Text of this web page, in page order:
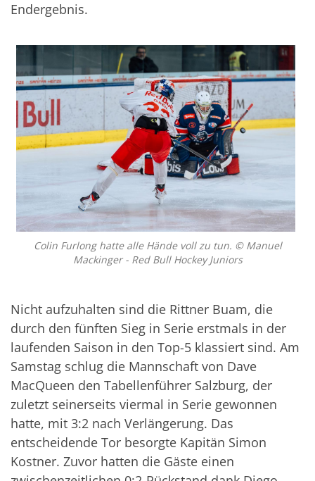
Endergebnis.
Colin Furlong hatte alle Hände voll zu tun. © Manuel
Mackinger - Red Bull Hockey Juniors
Nicht aufzuhalten sind die Rittner Buam, die
durch den fünften Sieg in Serie erstmals in der
laufenden Saison in den Top-5 klassiert sind. Am
Samstag schlug die Mannschaft von Dave
MacQueen den Tabellenführer Salzburg, der
zuletzt seinerseits viermal in Serie gewonnen
hatte, mit 3:2 nach Verlängerung. Das
entscheidende Tor besorgte Kapitän Simon
Kostner. Zuvor hatten die Gäste einen